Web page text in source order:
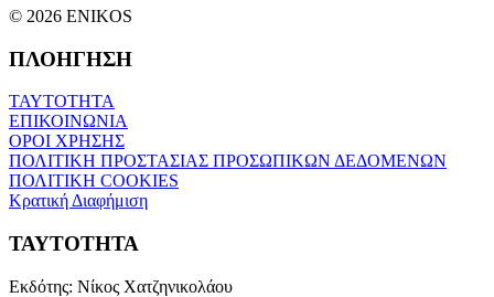
© 2026 ENIKOS
ΠΛΟΗΓΗΣΗ
ΤΑΥΤΟΤΗΤΑ
ΕΠΙΚΟΙΝΩΝΙΑ
ΟΡΟΙ ΧΡΗΣΗΣ
ΠΟΛΙΤΙΚΗ ΠΡΟΣΤΑΣΙΑΣ ΠΡΟΣΩΠΙΚΩΝ ΔΕΔΟΜΕΝΩΝ
ΠΟΛΙΤΙΚΗ COOKIES
Κρατική Διαφήμιση
ΤΑΥΤΟΤΗΤΑ
Εκδότης: Νίκος Χατζηνικολάου